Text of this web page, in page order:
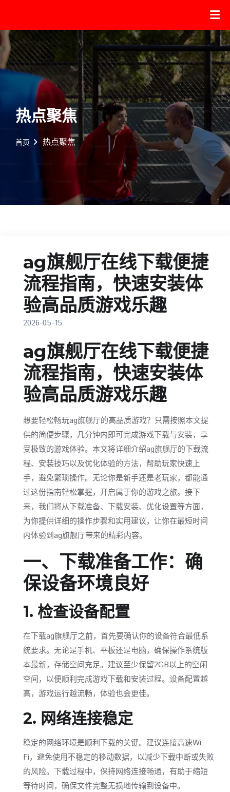
热点聚焦
首页 热点聚焦
ag旗舰厅在线下载便捷
流程指南，快速安装体
验高品质游戏乐趣
2026-05-15
ag旗舰厅在线下载便捷
流程指南，快速安装体
验高品质游戏乐趣
想要轻松畅玩ag旗舰厅的高品质游戏？只需按照本文提
供的简便步骤，几分钟内即可完成游戏下载与安装，享
受极致的游戏体验。本文将详细介绍ag旗舰厅的下载流
程、安装技巧以及优化体验的方法，帮助玩家快速上
手，避免繁琐操作。无论你是新手还是老玩家，都能通
过这份指南轻松掌握，开启属于你的游戏之旅。接下
来，我们将从下载准备、下载安装、优化设置等方面，
为你提供详细的操作步骤和实用建议，让你在最短时间
内体验到ag旗舰厅带来的精彩内容。
一、下载准备工作：确
保设备环境良好
1. 检查设备配置
在下载ag旗舰厅之前，首先要确认你的设备符合最低系
统要求。无论是手机、平板还是电脑，确保操作系统版
本最新，存储空间充足。建议至少保留2GB以上的空闲
空间，以便顺利完成游戏下载和安装过程。设备配置越
高，游戏运行越流畅，体验也会更佳。
2. 网络连接稳定
稳定的网络环境是顺利下载的关键。建议连接高速Wi-
Fi，避免使用不稳定的移动数据，以减少下载中断或失败
的风险。下载过程中，保持网络连接畅通，有助于缩短
等待时间，确保文件完整无损地传输到设备中。